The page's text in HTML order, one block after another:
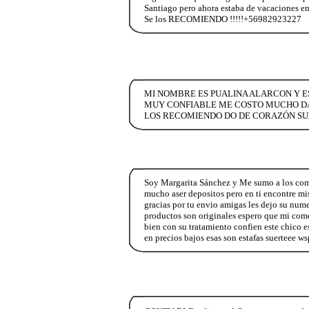
Santiago pero ahora estaba de vacaciones
Se los RECOMIENDO !!!!!+56982923227
MI NOMBRE ES PUALINA ALARCON Y
MUY CONFIABLE ME COSTO MUCHO
LOS RECOMIENDO DO DE CORAZÓN
Soy Margarita Sánchez y Me sumo a los
mucho aser depositos pero en ti encontre
gracias por tu envio amigas les dejo su
productos son originales espero que mi
bien con su tratamiento confien este chico
en precios bajos esas son estafas suerteee